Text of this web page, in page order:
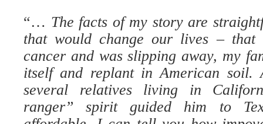
“… The facts of my story are
that would change our lives – that
cancer and was slipping away, my
itself and replant in American soil.
several relatives living in
ranger” spirit guided him to